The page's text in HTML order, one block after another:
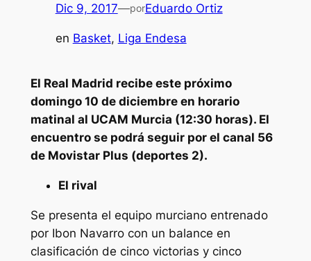
Dic 9, 2017—porEduardo Ortiz
en Basket, Liga Endesa
El Real Madrid recibe este próximo
domingo 10 de diciembre en horario
matinal al UCAM Murcia (12:30 horas). El
encuentro se podrá seguir por el canal 56
de Movistar Plus (deportes 2).
El rival
Se presenta el equipo murciano entrenado
por Ibon Navarro con un balance en
clasificación de cinco victorias y cinco